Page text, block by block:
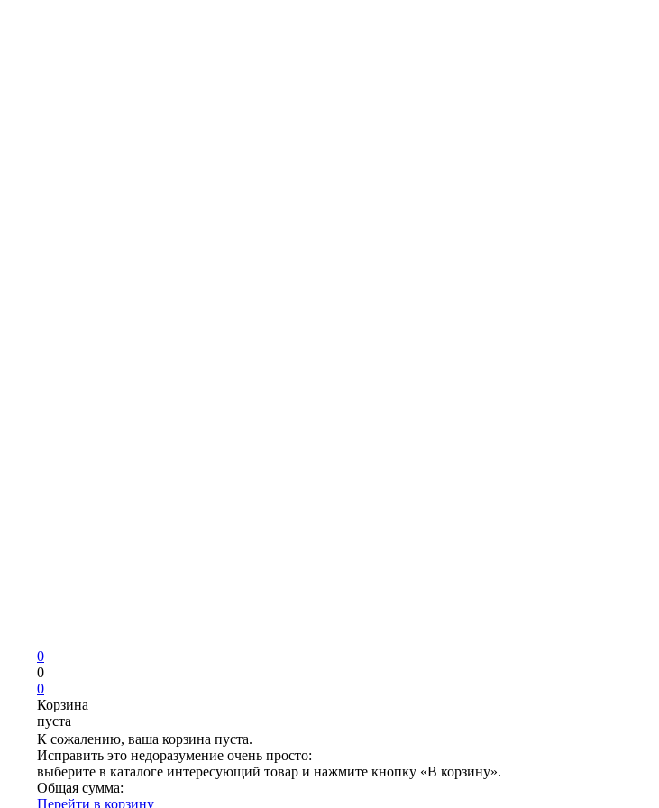
0
0
0
Корзина
пуста
К сожалению, ваша корзина пуста.
Исправить это недоразумение очень просто:
выберите в каталоге интересующий товар и нажмите кнопку «В корзину».
Общая сумма:
Перейти в корзину